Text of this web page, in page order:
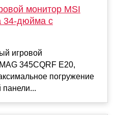
монитор MSI
34-дюйма с
игровой
345CQRF E20,
погружение
панели...